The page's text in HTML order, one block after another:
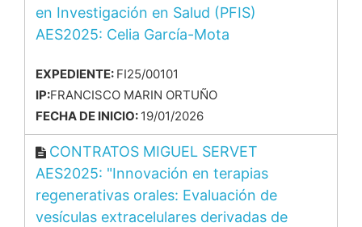
en Investigación en Salud (PFIS)
AES2025: Celia García-Mota
EXPEDIENTE: FI25/00101
IP:FRANCISCO MARIN ORTUÑO
FECHA DE INICIO: 19/01/2026
CONTRATOS MIGUEL SERVET
AES2025: "Innovación en terapias
regenerativas orales: Evaluación de
vesículas extracelulares derivadas de